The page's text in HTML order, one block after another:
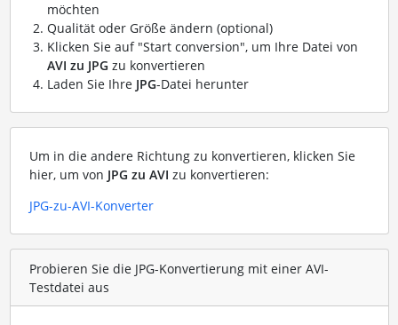
möchten
Qualität oder Größe ändern (optional)
Klicken Sie auf "Start conversion", um Ihre Datei von
AVI zu JPG zu konvertieren
Laden Sie Ihre JPG-Datei herunter
Um in die andere Richtung zu konvertieren, klicken Sie
hier, um von JPG zu AVI zu konvertieren:
JPG-zu-AVI-Konverter
Probieren Sie die JPG-Konvertierung mit einer AVI-
Testdatei aus